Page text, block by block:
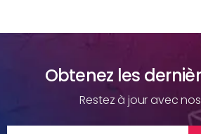
Obtenez les
Restez à jour avec